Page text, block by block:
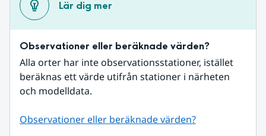
Lär dig mer
Observationer eller beräknade värden?
Alla orter har inte observationsstationer, istället
beräknas ett värde utifrån stationer i närheten
och modelldata.
Observationer eller beräknade värden?